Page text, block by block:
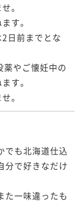
。
す。
日前までとな
やご懐妊中の
す。
。
でも北海道仕込
分で好きなだけ
た一味違ったも